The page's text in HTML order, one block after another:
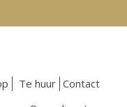
Te huur Contact